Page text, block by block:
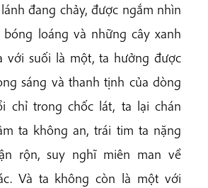
đang chảy, được ngắm nhìn
loáng và những cây xanh
với suối là một, ta hưởng được
sáng và thanh tịnh của dòng
chỉ trong chốc lát, ta lại chán
ta không an, trái tim ta nặng
rộn, suy nghĩ miên man về
Và ta không còn là một với